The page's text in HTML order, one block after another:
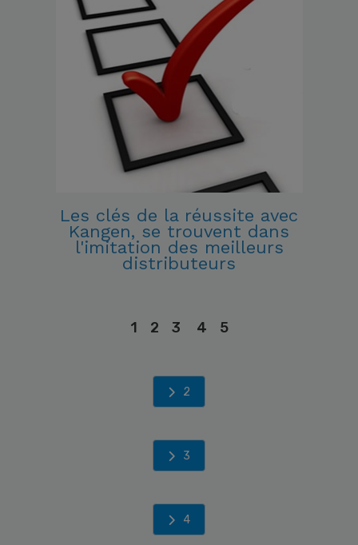
Les clés de la réussite avec
Kangen, se trouvent dans
l'imitation des meilleurs
distributeurs
1 2 3 4 5
2
3
4